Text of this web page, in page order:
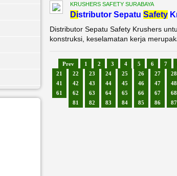
KRUSHERS SAFETY SURABAYA
Distributor Sepatu Safety
Distributor Sepatu Safety Krushers
konstruksi, keselamatan kerja
Prev 1 2 3 4 5 6 7
21
22 23 24 25 26 27 28
41
42 43 44 45 46 47 48
61
62 63 64 65 66 67 68
81
82 83 84 85 86 87